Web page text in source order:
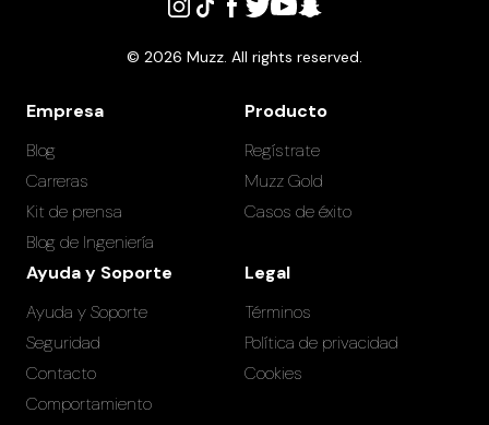
© 2026 Muzz. All rights reserved.
Empresa
Blog
Carreras
Kit de prensa
Blog de Ingeniería
Producto
Regístrate
Muzz Gold
Casos de éxito
Ayuda y Soporte
Ayuda y Soporte
Seguridad
Contacto
Comportamiento
Legal
Términos
Política de privacidad
Cookies